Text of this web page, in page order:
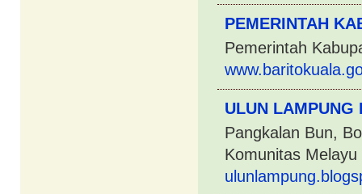
PEMERINTAH
Pemerintah
ULUN LAMPUNG
Pangkalan Bun,
Komunitas Melayu